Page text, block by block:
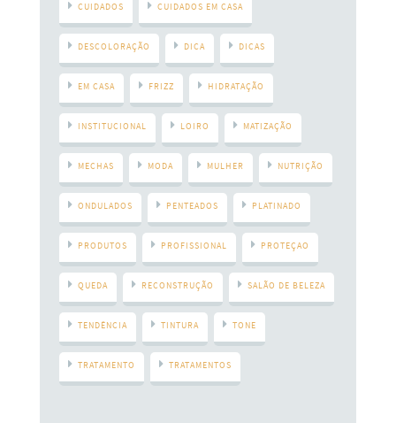
CUIDADOS CUIDADOS EM CASA
DESCOLORAÇÃO DICA DICAS
EM CASA FRIZZ HIDRATAÇÃO
INSTITUCIONAL LOIRO MATIZAÇÃO
MECHAS MODA MULHER NUTRIÇÃO
ONDULADOS PENTEADOS PLATINADO
PRODUTOS PROFISSIONAL PROTEÇAO
QUEDA RECONSTRUÇÃO SALÃO DE BELEZA
TENDÊNCIA TINTURA TONE
TRATAMENTO TRATAMENTOS